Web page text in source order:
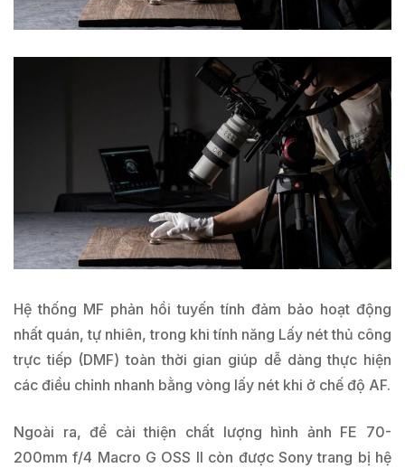
Hệ thống MF phản hồi tuyến tính đảm bảo hoạt động
nhất quán, tự nhiên, trong khi tính năng Lấy nét thủ công
trực tiếp (DMF) toàn thời gian giúp dễ dàng thực hiện
các điều chỉnh nhanh bằng vòng lấy nét khi ở chế độ AF.
Ngoài ra, để cải thiện chất lượng hình ảnh FE 70-
200mm f/4 Macro G OSS II còn được Sony trang bị hệ